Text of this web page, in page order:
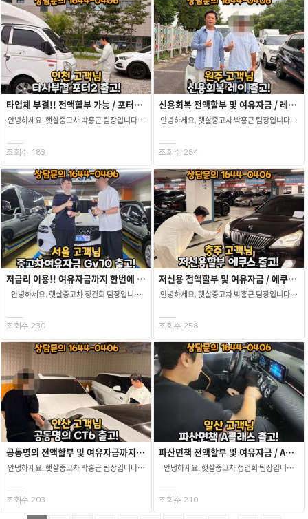
마무리된 후 차량은 안심 탁송 서비스로
고객님이 계신 지역까지 안전하게
전달해드렸습니다. ​ 고객님 햇살중고차를 통해
공동명의중고차할부 상품을 진행해주셔서
감사합니다! ​ 항상 안전운전하시고 좋은 일
가득하세요!
영상통화 꼼꼼히 도와드렸습니다 내외관
깨끗했고 큰 단점은 보이지 않았습니다. ​
상태도 매우좋았고 고객님도 저를 믿고 바로
계약 진행 요청해주셨습니다. ​ 성능, 보험이력
꼼꼼하게 고지해드리고 당일출고,
당일송금까지 마무리해드렸습니다. 고객님
차량도 고객님 마음에 들길 바랍니다. 항상
안전운전하시고 좋은일 가득하세요!!
보여드렸습니다. 차량 입고한 기간도 얼마
안되었고 무엇보다 흡기,배기,램프,램핑 등등
여러 튜닝이 되어 있어 고객님께서 꼼꼼하게
확인 하시고 계약서진행 도와드렸습니다.
나이가 어리시기에 한도승인 될지 걱정
많으셨지만 원하시는 차량 1살이라도 더
어릴때 타보고 싶은 마음이 더 크셨던 터라
고객님도 이번 차량구매에도 너무 만족하시고
출고 마무리 해드렸습니다. 증차조건에 저연령
중고차할부 진행할수 있게 도와드려 이렇게
좋은 후기글 남겨드립니다^^ 저희
햇살중고차 에서는 중고차 구매가 어려우신
있습니다. 언제든지 문의만 주시면 중고차
구매하실수 있게 최선을 다해
도와드리겠습니다. 이상 햇살중고차
박영철팀장 이였습니다. 감사합니다.
계셨습니다. ​ 무엇보다 곧 면허를
취득하시기때문에 현재 상황에서 " 내 명의로
차량구매가 가능할까? " 라는 생각을 갖고
인터넷 검색을 하시던중 햇살중고차
홈페이지를 보시고 연락을 주게 되었다고
말씀주셨습니다. 곧 면허는 취득예정이시니
무엇보다 차량 구매가 가능한지 먼저 접수를
도와드려봐야겠죠? ​ 고객님의 현 상황에 맞는
금융사를 선별!! 접수를 도와드려볼 수
있었습니다. 그 결과!! 저희 햇살중고차
지점승인을 통해 개인회생중이어도
한도 승인을 받아낼 수 있었습니다. ​ 면허
취득하신 후 다시 연락을 주시기로하셨던
고객님!! ​ 면허를 발급 받으시는 당일!!
희망하시는 차량 및 일정을 잡고 만나뵐 수
있었습니다. 그렇게 금융사에서 전액할부 및
여유자금까지 가능하게끔 승인을 받은 차량은
[KG모빌리티] 토레스 ​ → 2023 연형 ​ → 약
7만 KM 주행 ​ → 무사고 ​ → 풍부한 옵션 ​
고객님께서 희망하시는 옵션은 물론 인기 많은
흰색 외관!! ​ 외관 및 실내 꼼꼼히 확인하며 어디
부족한 부분은 없는지 체크!! ​ 고객님께서 큰
기대는 안하고 왔지만 이렇게 차량이 좋을지
모르셨다며 매우 만족해 하셨습니다. 등록증 및
성능지, 보험이력등 꼼꼼히 고객님께 고지해
드린 후 출고 도와드릴 수 있었습니다. ​
한번 감사의 말씀 드립니다. ​ 이상 햇살중고차
저희 햇살중고차 광고를 보시고 가능하지
않을까? 라는 생각으로 문의를 주셨다고
말씀주셨습니다. (다시 한번 감사의 말씀
드립니다.) ​ 고객님께서 희망하시는 차량은
벤츠 " S클래스 " 차량으로 문의를 주셨습니다.
그럼 !! 고객님의 현 상황에 맞는 금융사만을
선별하여 조회를 도와드려봐야겠죠? 그 결과!!
저희 햇살중고차 " 예외승인 " 을 통해!! 할부
가능하시게끔 승인을 받아낼 수 있었습니다. ​
하지만...... 고객님께서 보시는 차량은 고가의
차량일뿐더러 개인한도가 최대 7천만원......
금액은 현금 가용이 가능하셨고 그를 토대로
차량을 찾아봐 드릴 수 있었습니다. ​ 첫 문의는
S클래스였지만 최종 승인을 받은 차량은 ​ " X7
" 가족분들과 타실 차량으로 알아보시는거라
와이프분의 반대로 세단을 포기......
(유부남들은 이해합니다...... ㅜ) ​ 고가의
차량이다보니 고객님과의 방문일정을 잡고
전라도에서 방문을 주셨습니다. (먼길
오시느라 힘드셨을텐데 다시한번 감사의 말씀
드립니다.) ​ 고객님과 만나뵌 후 차량을
살펴보며 어디 부족한 부분은 없는지 꼼꼼히
체크!! ​ 고객님께서도 매우 만족해하시며 진행
요청을 해주셨고 등록증 및 성능지,
보험이력등등 꼼꼼히 고지해 드린 후 출고
도와드릴 수 있었습니다. ​ 아!! 저금리
저희 햇살중고차를 믿고 방문주신 고객님께
다시한번 감사의 말씀 드립니다. ​ 항상
안전운전하시고 하시는 사업 번창하시길
바랍니다. ​ 이상 햇살중고차 박홍근
팀장이었습니다. 감사합니다.
타업체 부결!! 전액할부 가능 / 포터2 출고 후기
안녕하세요. 햇살중고차 박홍근 팀장입니다.
주셨습니다. (믿고 문의주신 고객님께 감사의
말씀 드립니다.) ​ 최초 고객님께서는
부결...... 택배 일을 하시는데 운행시던 차량이
사고로 인해 수리비만 2천...... ​ " 이참에
중고차량을 하나 구입하자 " 라는 생각으로
저희 햇살중고차에 문의를 주셨습니다. ​ 이미
타업체에서는 부결을 받으셨기때문에 섣부른
추가조회는 상황만 악화시킬수 있다 판단하에
고객님의 현 신용상황을 토대로 접수 가능한
상품으로 안내를 도와드렸습니다. ​ 그 결과!!
타업체에서는 부결이되셨지만 저희
햇살중고차 " 지점승인 " 을 통해 승인을 받아낼
수 있었습니다. 기쁜소식을 고객님께 전달!! ​
업무때문에 방문이 힘드셔 비대면 탁송진행을
전액할부 가능하시게끔 금융사에서 최종
승인을 받아낼 수 있었습니다. [현대] 포터2 ​
→ 하이내장탑 ​ → 2022 연형 ​ → 약 8만 KM
주행 ​ → 무사고 ​ → 통풍시트 등 풍부한 옵션 ​
차량있는곳으로 이동하여 외관 및 실내 꼼꼼히
살펴보며 고객님과 영상통화까지!! ​ 고객님도
매우 만족해하시며 진행 요청해주셨고 등록증
및 성능지, 보험이력등등 꼼꼼히 고지해드린 후
출고 도와드릴 수 있었습니다. 아!! 고객님께서
계신곳까지 탁송 및 주유는 서비스~ 저희
햇살중고차를 믿고 연락주신 고객님께
다시한번 감사의 말씀 드립니다. ​ 항상
안전운전하시고 하시는 사업 번창하시길
기원합니다. ​ 이상 햇살중고차 박홍근
팀장이었습니다. 감사합니다.
조회수 183
신용회복 전액할부 및 여유자금 / 레이 출고 후기
안녕하세요. 햇살중고차 박홍근 팀장입니다.
주셨습니다. (믿고 문의주신 고객님!!
감사드립니다.) ​ 최초 고객님께서는 ​ →
상황에서 문의를 주셨습니다. ​ 그럼!! 고객님 현
상황에 맞는 금융사를 선별하여 접수를
도와드려봐야겠죠? ​ 그 결과!!
신용회복중에도 4대 미가입 직장이어도 중고차
전액할부 및 여유자금까지 가능하시게끔
햇살중고차 지점승인을 통해 승인을 받아낼 수
있었습니다. ​ 기쁜 소식을 고객님께 전달!! 마침
차량이 필요하게되어 " 햇살중고차 사이트를
보고 나도 가능하지 않을까 ? " 라는 생각으로
문의를 해봤는데 " 승인이되어 기쁘다 " 라고
말씀주셨습니다. 고객님께서 희망하시는
차량은 ​ " 레이 " ​ 정말 인기 많은 차량이죠~
차량을 선별!! ​ 고객님과의 방문 일정을 잡고
대중교통을 타고오시는 고객님을 위해 픽업
서비스까지~!! ​ 차량있는곳으로 이동하여 외관
및 실내 꼼꼼히 안내 도와드렸습니다. [기아 ]
더 뉴 레이 ​ → 2022 연형 ​ → 약 9만 KM 주행 ​
→ 무사고 ​ → 풍부한 옵션 ​ 고객님께서
차량에대해 만족해 하시며 바로 진행요청~!! ​
등록증 및 성능지, 보험이력까지 꼼꼼히
저희 햇살중고차를 믿고 방문주신 고객님께
다시한번 감사의 말씀 드립니다. 항상
안전운전하시고 하시는 일 모두 잘되시기를
바랍니다. ​ 이상 햇살중고차 박홍근
팀장이었습니다. 감사합니다.
조회수 284
저금리 이용!! 여유자금까지 한번에 / GV70 출고 후기
문의를주셨습니다. ​ 사업에 현금이 꽤 많이
필요하신상태라 여유자금이 많이필요하셨고
나왔고 고객님이 필요하신 중고차여유자금을
맞추기위해 여러차량을 대입해봤습니다. ​
한도를 최대한 많이 만들기위해서는 연식이
좋아야했습니다. 연식은 올리고 차금액을
낮추기위해 키로수 부분을 조금 높혀 저렴한
차량을 찾기로 했습니다. 필요하신
중고차여유자금 까지 가능한 차량은 Gv70 2.2
디젤 2륜 23년식 11만키로대 무사고
차량이었습니다. ​ 차량은 부천에있었고
고객님과함께 부천으로 이동했습니다. ​
키로수가 많긴했지만 실내에 새차스티커도
깨끗했습니다. 키로수는 차금액을
낮추기위해 어쩔수없었지만 그만큼 큰
여유자금도 만들수있었기에 고객님도 충분히
조회수 230
저신용 전액할부 및 여유자금 / 에쿠스 출고 후기
안녕하세요. 햇살중고차 박홍근 팀장입니다.
주셨습니다. ​ 최초 고객님께서는 신용점수가
낮아 안될꺼 같지만 혹시나 하는 마음에 차량
주셨습니다. (믿고 연락주신 고객님께 감사의
말씀 드립니다.) ​ 그럼 먼저!! 고객님의 신용을
살펴봐야겠죠? ​ 최근 대출로인해 신용점수가
하락되어있는 상태...... (점수대비 기대출이
많으셨습니다.) ​ 하지만!! 믿고 문의주신
접수 가능한 금융사만을 선별하여 접수를
도와드렸고!! ​ 그 결과!! 햇살중고차
지점승인을통해 차량 전액할부 및
여유자금까지 가능하시게끔 승인을 받을 수
있었습니다. ​ 기쁜소식을 고객님께 전달!!
한도가 승인된게 맞냐고 되려 물어보시며
고객님께서 희망하시는 차량을 알아봐야겠죠? ​
" 에 쿠 스 " ​ 그전에 에쿠스 차량을 운행했었고
조회수 258
공동명의 전액할부 및 여유자금까지 / CT6 출고 후기
안녕하세요. 햇살중고차 박홍근 팀장입니다.
주셨습니다. (믿고 문의주신 고객님께 감사의
말씀 드립니다.) ​ 최초 문의주셨던 고객님
조회수 203
파산면책 전액할부 및 여유자금 / A클래스 출고 후기
안녕하세요. 햇살중고차 정건회 팀장입니다. ​
700점대까지 살아나셨으나 일반캐피탈에서는
전부 부결을 받으신상태였고
조회수 210